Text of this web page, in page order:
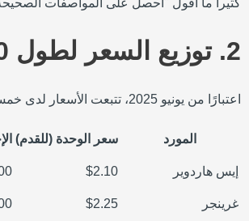
كثيراً ما أقول "احصل على المواصفات الصحيحة
2. توزيع السعر لطول 20 قدم في 2025
اعتبارًا من يونيو 2025، تتبعت الأسعار لدى خمسة موردين. إليك ما وجدته مقابل 20 قدمًا من أنابيب الحديد الأسود مقاس 1 بوصة من الجدول 40:
المورد سعر الوحدة (للقدم)
إيس هاردوير $2.10
غرينجر $2.25